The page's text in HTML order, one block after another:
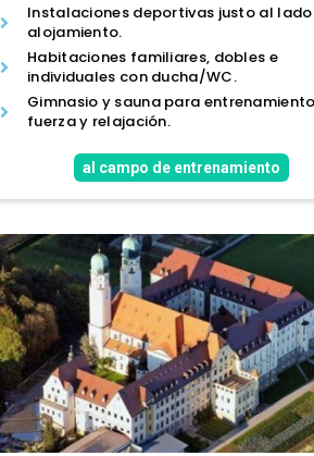
Instalaciones deportivas justo al lado
alojamiento.
Habitaciones familiares, dobles e
individuales con ducha/WC.
Gimnasio y sauna para
fuerza y relajación.
al campo de entrenamiento